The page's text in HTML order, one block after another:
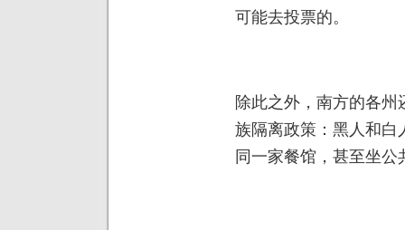
可能去投票的。
除此之外，南方的各
族隔离政策：黑人和白
同一家餐馆，甚至坐